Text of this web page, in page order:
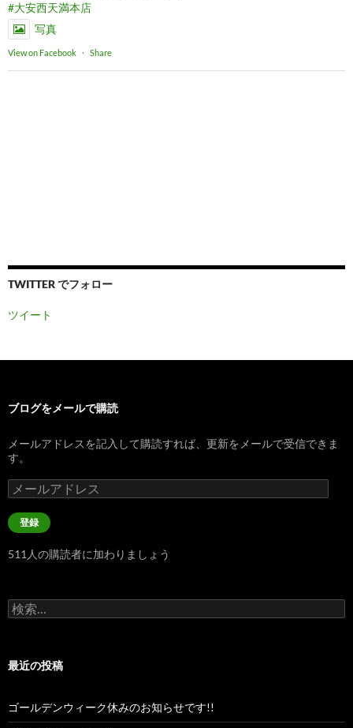
#大安西天満本店
写真
View on Facebook · Share
TWITTER でフォロー
ツイート
ブログをメールで購読
メールアドレスを記入して購読すれば、更新をメールで受信できま
す。
メ
ー
ル
ア
レ
登録
511人の購読者に加わりましょう
検
索:
最近の投稿
ゴールデンウィーク休みのお知らせです!!